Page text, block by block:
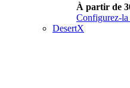
À partir de
Configurez-la
DesertX